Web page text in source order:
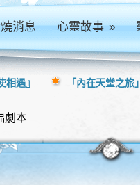
消息 心靈故事»
劇本
相遇』 「內在天堂之